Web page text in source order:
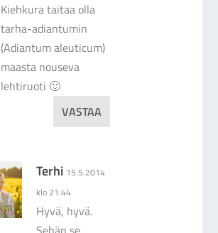
Kiehkura taitaa olla
tarha-adiantumin
(Adiantum aleuticum)
maasta nouseva
lehtiruoti 🙂
VASTAA
Terhi 15.5.2014
klo 21:44
Hyvä, hyvä.